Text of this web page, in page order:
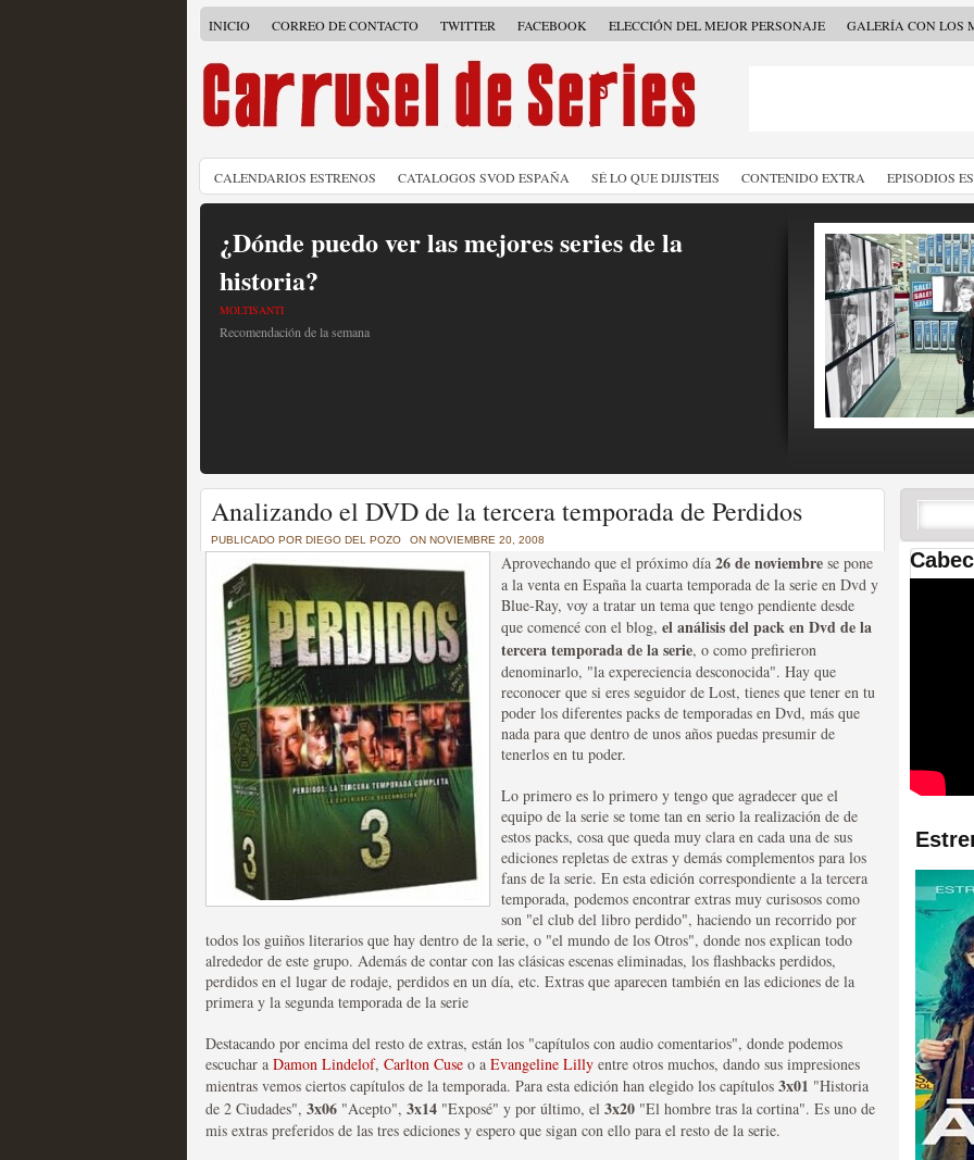
INICIO CORREO DE CONTACTO TWITTER FACEBOOK ELECCIÓN DEL MEJOR PERSONAJE GALERÍA CON LOS
CALENDARIOS ESTRENOS CATALOGOS SVOD ESPAÑA SÉ LO QUE DIJISTEIS CONTENIDO EXTRA EPISODIOS
¿Dónde puedo ver las mejores series de la
historia?
MOLTISANTI
Recomendación de la semana
Un recorrido por todas las temporadas de Game
of Thrones a través de sus mejores tráilers
MOLTISANTI
Recomendación de la semana
La burbuja de los jugadores de la ficción
original
MOLTISANTI
Recomendación de la semana
tienen fecha de caducidad
MOLTISANTI
Recomendación de la semana
Analizando el DVD de la tercera temporada de Perdidos
PUBLICADO POR DIEGO DEL POZO ON NOVIEMBRE 20, 2008
Aprovechando que el próximo día 26 de noviembre se pone
a la venta en España la cuarta temporada de la serie en Dvd y
Blue-Ray, voy a tratar un tema que tengo pendiente desde
que comencé con el blog, el análisis del pack en Dvd de la
tercera temporada de la serie, o como prefirieron
denominarlo, "la expereciencia desconocida". Hay que
reconocer que si eres seguidor de Lost, tienes que tener en tu
poder los diferentes packs de temporadas en Dvd, más que
nada para que dentro de unos años puedas presumir de
tenerlos en tu poder.
Lo primero es lo primero y tengo que agradecer que el
equipo de la serie se tome tan en serio la realización de de
estos packs, cosa que queda muy clara en cada una de sus
ediciones repletas de extras y demás complementos para los
fans de la serie. En esta edición correspondiente a la tercera
temporada, podemos encontrar extras muy curisosos como
son "el club del libro perdido", haciendo un recorrido por
todos los guiños literarios que hay dentro de la serie, o "el mundo de los Otros", donde nos explican todo
alrededor de este grupo. Además de contar con las clásicas escenas eliminadas, los flashbacks perdidos,
perdidos en el lugar de rodaje, perdidos en un día, etc. Extras que aparecen también en las ediciones de la
primera y la segunda temporada de la serie
Destacando por encima del resto de extras, están los "capítulos con audio comentarios", donde podemos
escuchar a Damon Lindelof, Carlton Cuse o a Evangeline Lilly entre otros muchos, dando sus impresiones
mientras vemos ciertos capítulos de la temporada. Para esta edición han elegido los capítulos 3x01 "Historia
de 2 Ciudades", 3x06 "Acepto", 3x14 "Exposé" y por último, el 3x20 "El hombre tras la cortina". Es uno de
mis extras preferidos de las tres ediciones y espero que sigan con ello para el resto de la serie.